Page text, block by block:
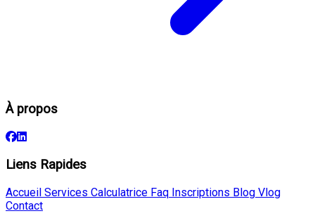
À propos
Liens Rapides
Accueil Services Calculatrice Faq Inscriptions Blog Vlog
Contact